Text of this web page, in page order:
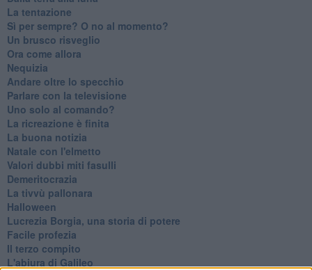
La tentazione
​Sì per sempre? O no al momento?
Un brusco risveglio
Ora come allora
Nequizia
Andare oltre lo specchio
Parlare con la televisione
Uno solo al comando?
La ricreazione è finita
La buona notizia
Natale con l'elmetto
Valori dubbi miti fasulli
Demeritocrazia
La tivvù pallonara
Halloween
​Lucrezia Borgia, una storia di potere
Facile profezia
Il terzo compito
L'abiura di Galileo